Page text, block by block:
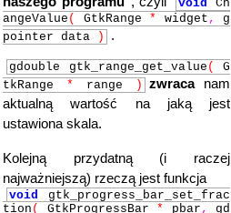
void Ch
angeValue ( GtkRange * widget ,
g
pointer data
) .
gdouble gtk_range_get_value (
G
tkRange * range ) zwracanam
aktualną wartość na jaką jest
ustawiona skala.
Kolejną przydatną (i raczej
najważniejszą) rzeczą jest funkcja
void gtk_progress_bar_set_frac
tion ( GtkProgressBar * pbar ,
gd